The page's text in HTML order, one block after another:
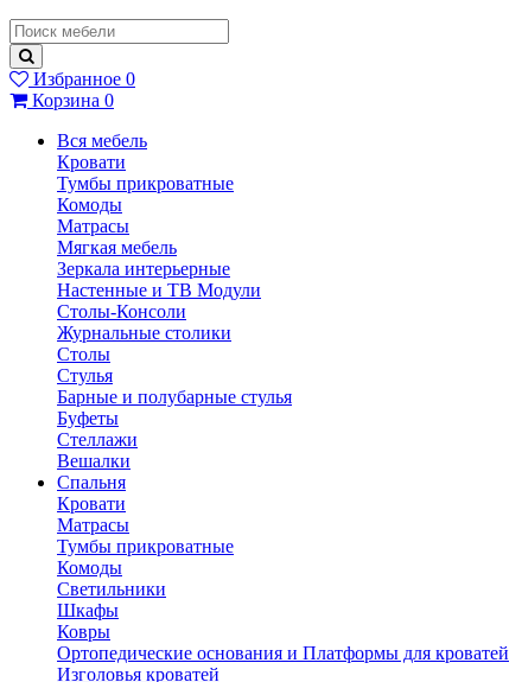
Избранное 0
Корзина 0
Вся мебель
Кровати
Тумбы прикроватные
Комоды
Матрасы
Мягкая мебель
Зеркала интерьерные
Настенные и ТВ Модули
Столы-Консоли
Журнальные столики
Столы
Стулья
Барные и полубарные стулья
Буфеты
Стеллажи
Вешалки
Cпальня
Кровати
Матрасы
Тумбы прикроватные
Комоды
Светильники
Шкафы
Ковры
Ортопедические основания и Платформы для кроватей
Изголовья кроватей